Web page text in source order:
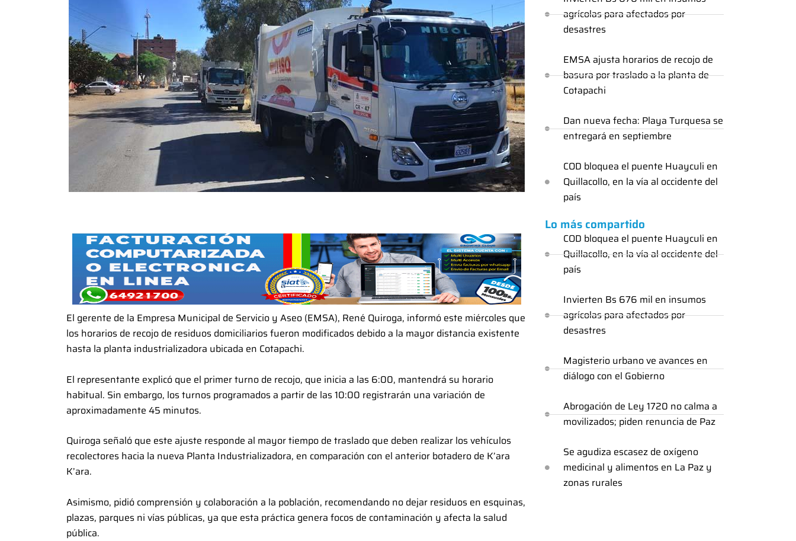
El gerente de la Empresa Municipal de Servicio y Aseo (EMSA), René Quiroga, informó este miércoles que
los horarios de recojo de residuos domiciliarios fueron modificados debido a la mayor distancia existente
hasta la planta industrializadora ubicada en Cotapachi.
El representante explicó que el primer turno de recojo, que inicia a las 6:00, mantendrá su horario
habitual. Sin embargo, los turnos programados a partir de las 10:00 registrarán una variación de
aproximadamente 45 minutos.
Quiroga señaló que este ajuste responde al mayor tiempo de traslado que deben realizar los vehículos
recolectores hacia la nueva Planta Industrializadora, en comparación con el anterior botadero de K’ara
K’ara.
Asimismo, pidió comprensión y colaboración a la población, recomendando no dejar residuos en esquinas,
plazas, parques ni vías públicas, ya que esta práctica genera focos de contaminación y afecta la salud
pública.
agrícolas para afectados por
desastres
EMSA ajusta horarios de recojo de
basura por traslado a la planta de
Cotapachi
Dan nueva fecha: Playa Turquesa se
entregará en septiembre
COD bloquea el puente Huayculi en
Quillacollo, en la vía al occidente del
país
Lo más compartido
COD bloquea el puente Huayculi en
Quillacollo, en la vía al occidente del
país
Invierten Bs 676 mil en insumos
agrícolas para afectados por
desastres
Magisterio urbano ve avances en
diálogo con el Gobierno
Abrogación de Ley 1720 no calma a
movilizados; piden renuncia de Paz
Se agudiza escasez de oxígeno
medicinal y alimentos en La Paz y
zonas rurales